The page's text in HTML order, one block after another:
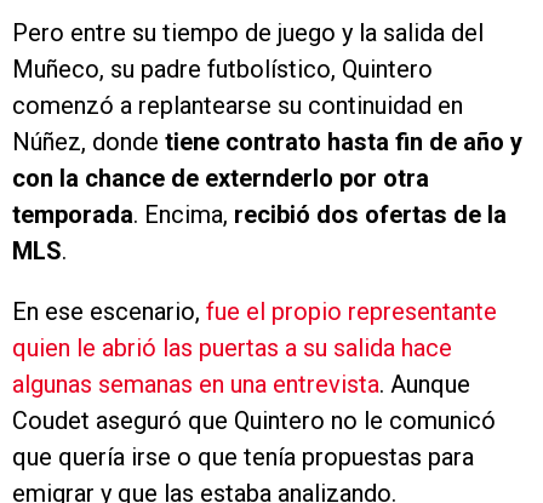
Pero entre su tiempo de juego y la salida del
Muñeco, su padre futbolístico, Quintero
comenzó a replantearse su continuidad en
Núñez, donde tiene contrato hasta fin de año y
con la chance de externderlo por otra
temporada. Encima, recibió dos ofertas de la
MLS.
En ese escenario, fue el propio representante
quien le abrió las puertas a su salida hace
algunas semanas en una entrevista. Aunque
Coudet aseguró que Quintero no le comunicó
que quería irse o que tenía propuestas para
emigrar y que las estaba analizando.